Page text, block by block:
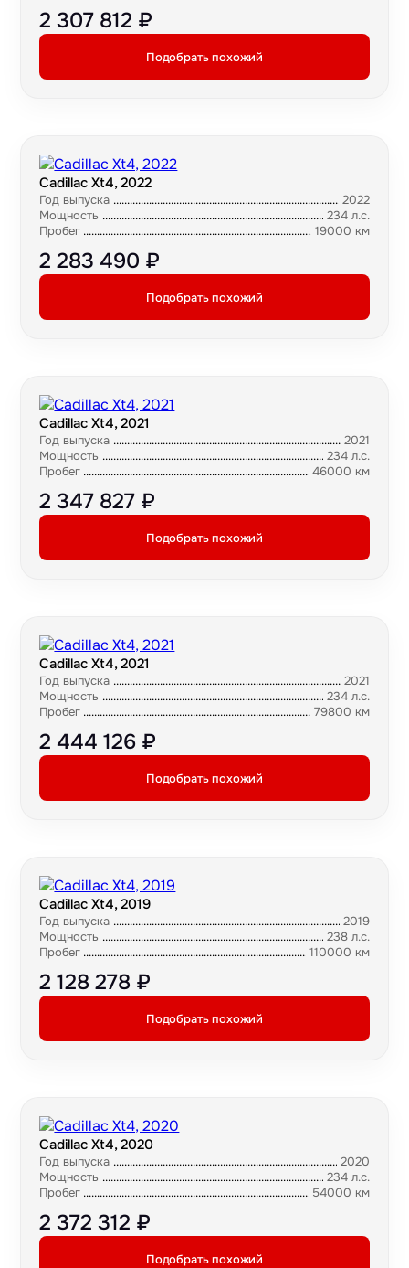
2 307 812 ₽
Подобрать похожий
Cadillac Xt4, 2022
Год выпуска
2022
Мощность
234 л.с.
Пробег
19000 км
2 283 490 ₽
Подобрать похожий
Cadillac Xt4, 2021
Год выпуска
2021
Мощность
234 л.с.
Пробег
46000 км
2 347 827 ₽
Подобрать похожий
Cadillac Xt4, 2021
Год выпуска
2021
Мощность
234 л.с.
Пробег
79800 км
2 444 126 ₽
Подобрать похожий
Cadillac Xt4, 2019
Год выпуска
2019
Мощность
238 л.с.
Пробег
110000 км
2 128 278 ₽
Подобрать похожий
Cadillac Xt4, 2020
Год выпуска
2020
Мощность
234 л.с.
Пробег
54000 км
2 372 312 ₽
Подобрать похожий